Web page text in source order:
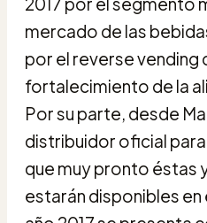
mercado de las
por el reverse vending
fortalecimiento de la
Por su parte, desde
distribuidor oficial para
que muy pronto éstas
estarán disponibles en